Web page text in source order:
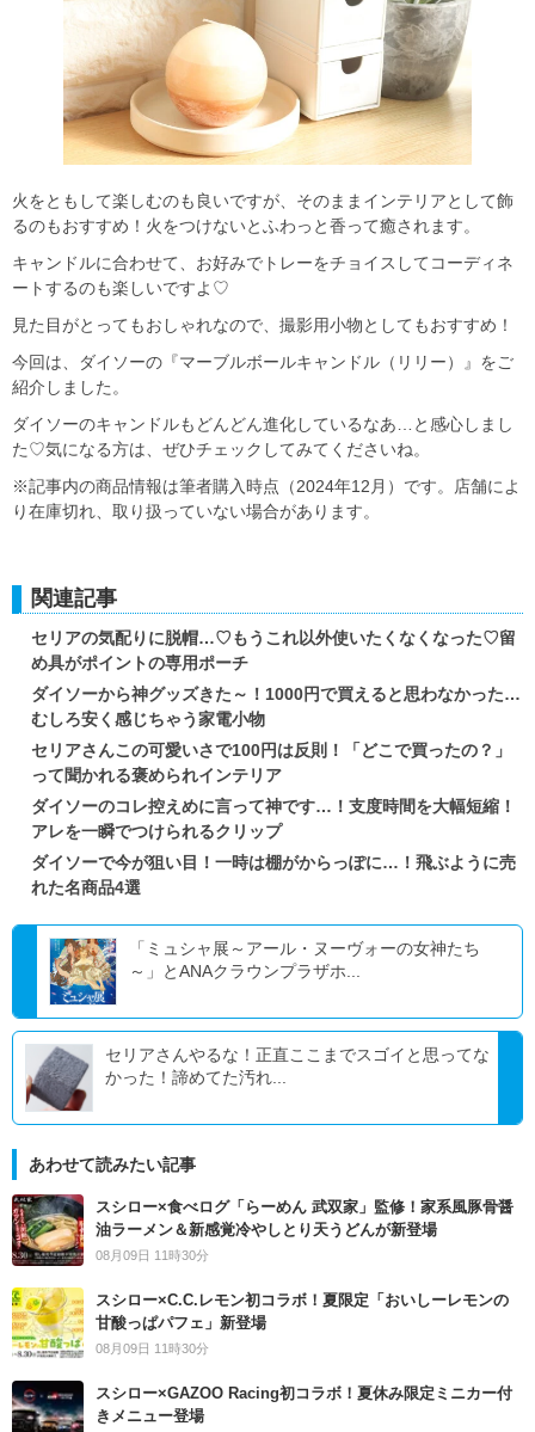
火をともして楽しむのも良いですが、そのままインテリアとして飾
るのもおすすめ！火をつけないとふわっと香って癒されます。
キャンドルに合わせて、お好みでトレーをチョイスしてコーディネ
ートするのも楽しいですよ♡
見た目がとってもおしゃれなので、撮影用小物としてもおすすめ！
今回は、ダイソーの『マーブルボールキャンドル（リリー）』をご
紹介しました。
ダイソーのキャンドルもどんどん進化しているなあ…と感心しまし
た♡気になる方は、ぜひチェックしてみてくださいね。
※記事内の商品情報は筆者購入時点（2024年12月）です。店舗によ
り在庫切れ、取り扱っていない場合があります。
関連記事
セリアの気配りに脱帽…♡もうこれ以外使いたくなくなった♡留
め具がポイントの専用ポーチ
ダイソーから神グッズきた～！1000円で買えると思わなかった…
むしろ安く感じちゃう家電小物
セリアさんこの可愛いさで100円は反則！「どこで買ったの？」
って聞かれる褒められインテリア
ダイソーのコレ控えめに言って神です…！支度時間を大幅短縮！
アレを一瞬でつけられるクリップ
ダイソーで今が狙い目！一時は棚がからっぽに…！飛ぶように売
れた名商品4選
「ミュシャ展～アール・ヌーヴォーの女神たち
～」とANAクラウンプラザホ...
セリアさんやるな！正直ここまでスゴイと思ってな
かった！諦めてた汚れ...
あわせて読みたい記事
スシロー×食べログ「らーめん 武双家」監修！家系風豚骨醤
油ラーメン＆新感覚冷やしとり天うどんが新登場
08月09日 11時30分
スシロー×C.C.レモン初コラボ！夏限定「おいしーレモンの
甘酸っぱパフェ」新登場
08月09日 11時30分
スシロー×GAZOO Racing初コラボ！夏休み限定ミニカー付
きメニュー登場